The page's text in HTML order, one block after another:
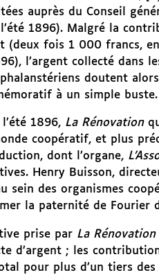
auprès du Conseil
1896). Malgré la
(deux fois 1 000 francs,
l’argent collecté dans
doutent
à un simple buste.
1896, La Rénovation
coopératif, et plus
dont l’organe,
Henry Buisson,
sein des organismes
la paternité de Fourier
prise par La Rénovation
d’argent ; les
pour plus d’un tiers